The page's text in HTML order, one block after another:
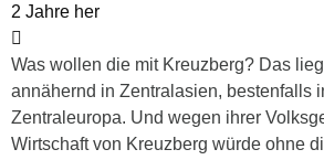
2 Jahre her
Was wollen die mit Kreuzberg? Das
annähernd in Zentralasien, bestenfalls
Zentraleuropa. Und wegen ihrer
Wirtschaft von Kreuzberg würde ohne